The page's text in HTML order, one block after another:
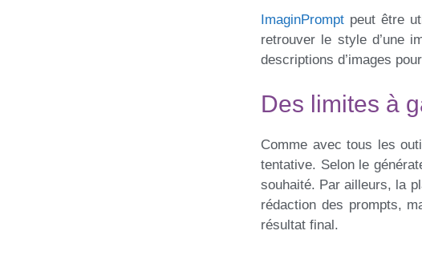
ImaginPrompt peut être
retrouver le style d’une
descriptions d’images
Des limites à
Comme avec tous les
tentative. Selon le
souhaité. Par ailleurs, la
rédaction des prompts,
résultat final.